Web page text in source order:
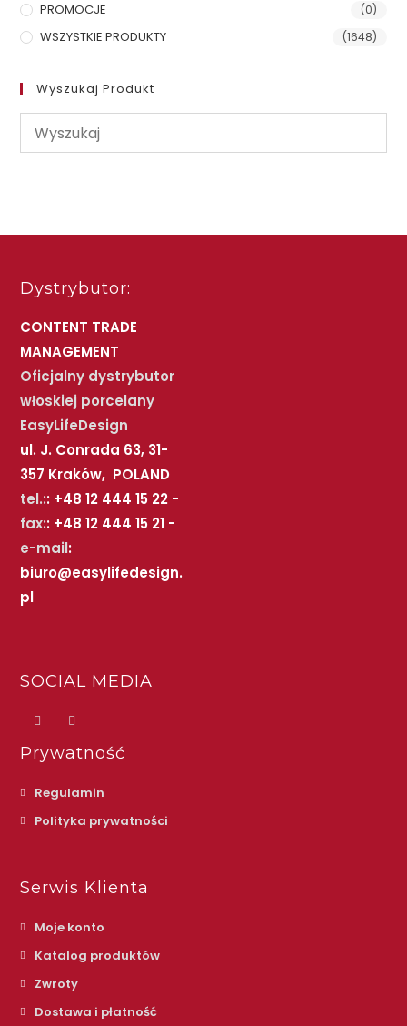
PROMOCJE (0)
WSZYSTKIE PRODUKTY (1648)
Wyszukaj Produkt
Dystrybutor:
CONTENT TRADE
MANAGEMENT
Oficjalny dystrybutor
włoskiej porcelany
EasyLifeDesign
ul. J. Conrada 63, 31-
357 Kraków, POLAND
tel.:: +48 12 444 15 22 -
fax:: +48 12 444 15 21 -
e-mail:
biuro@easylifedesign.
pl
SOCIAL MEDIA
Prywatność
Regulamin
Polityka prywatności
Serwis Klienta
Moje konto
Katalog produktów
Zwroty
Dostawa i płatność